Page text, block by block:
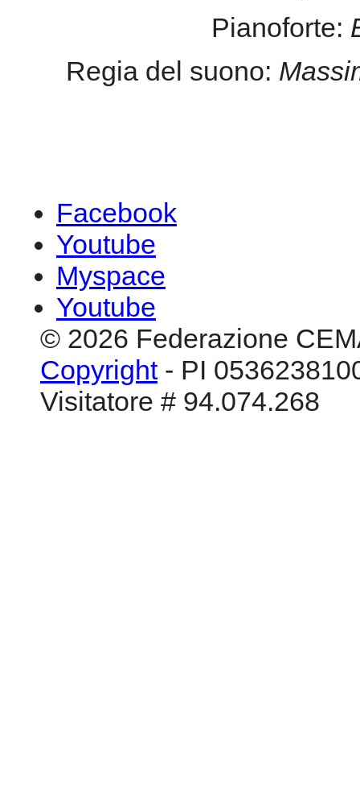
Pianoforte:
Regia del suono:
Facebook
Youtube
Myspace
Youtube
© 2026 Federazione
Copyright- PI
Visitatore # 94.074.268